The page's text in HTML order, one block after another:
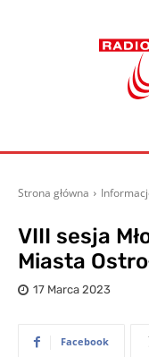
Strona główna
VIII sesja
Miasta
17 Marca 2023
Facebook